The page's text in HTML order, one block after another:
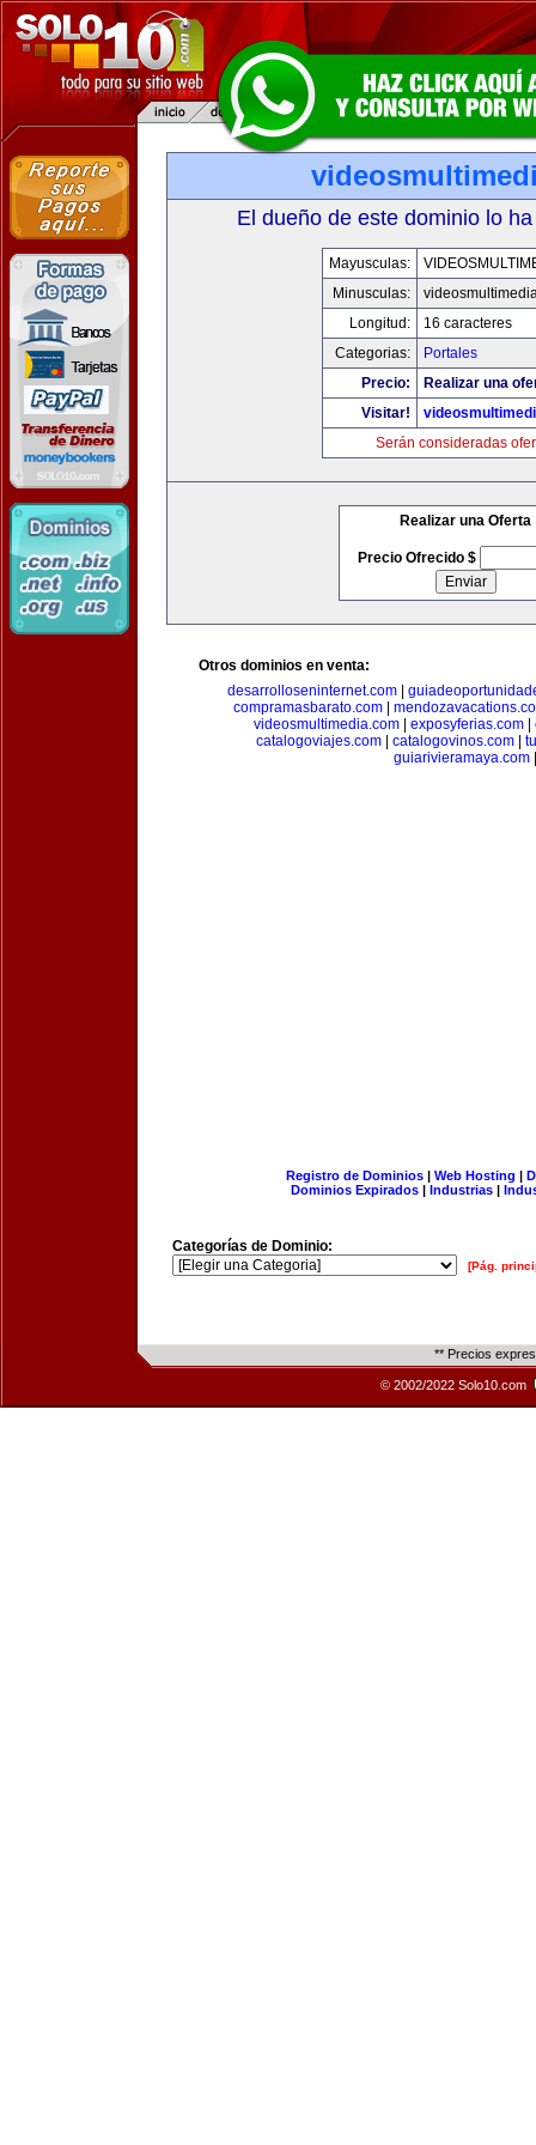
El dueño de este dominio lo
Mayusculas:
Minusculas:
Longitud:
16 caracteres
Categorias:
Portales
Precio:
Realizar una
Visitar!
Serán consideradas
Realizar una Oferta
Precio Ofrecido $
Otros dominios en venta:
desarrolloseninternet.com
compramasbarato.com|
videosmultimedia.com
exposyferias.com
catalogoviajes.com| catalogovinos.com|
guiarivieramaya.com
Registro de Dominios| Web Hosting |
Dominios Expirados | Industrias |
Categorías de Dominio:
[Pág.
** Precios
© 2002/2022 Solo10.com